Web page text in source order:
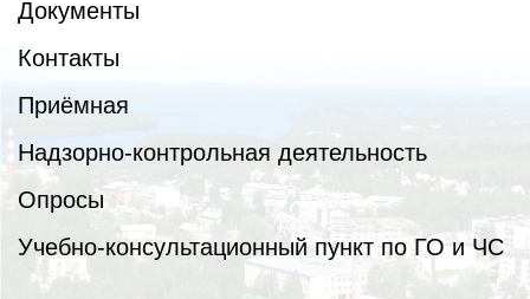
Документы
Контакты
Приёмная
Надзорно-контрольная деятельность
Опросы
Учебно-консультационный пункт по ГО и ЧС